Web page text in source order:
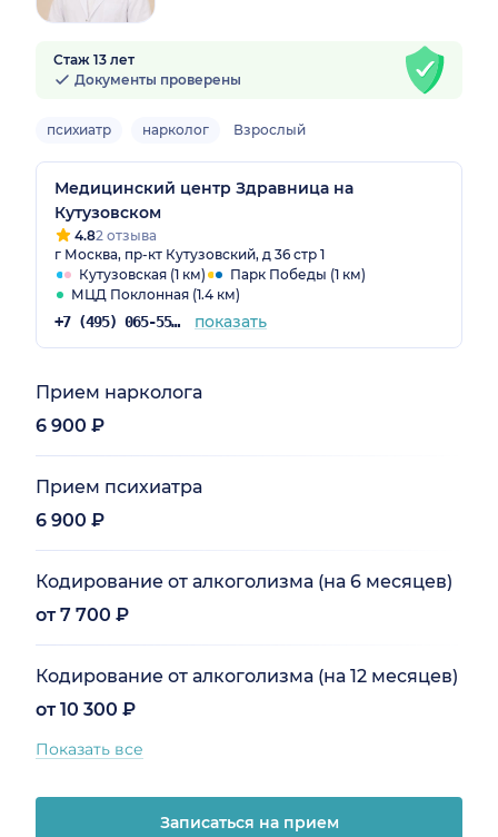
Стаж 13 лет
Документы проверены
психиатр нарколог Взрослый
Медицинский центр Здравница на
Кутузовском
4.82 отзыва
г Москва, пр-кт Кутузовский, д 36 стр 1
Кутузовская (1 км)
Парк Победы (1 км)
МЦД Поклонная (1.4 км)
+7 (495) 065-55-07 показать
Прием нарколога
6 900 ₽
Прием психиатра
6 900 ₽
Кодирование от алкоголизма (на 6 месяцев)
от 7 700 ₽
Кодирование от алкоголизма (на 12 месяцев)
от 10 300 ₽
Показать все
Записаться на прием